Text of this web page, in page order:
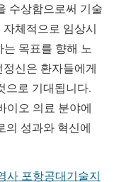
수상함으로써 기술
체적으로 임상시
는 목표를 향해 노
신은 환자들에게
으로 기대됩니다.
이오 의료 분야에
의 성과와 혁신에
사 포항공대기술지